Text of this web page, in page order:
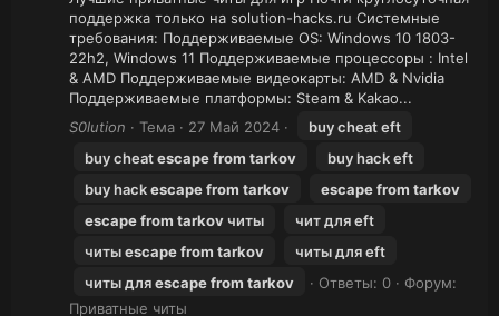
поддержка только на solution-hacks.ru Системные
требования: Поддерживаемые OS: Windows 10 1803-
22h2, Windows 11 Поддерживаемые процессоры : Intel
& AMD Поддерживаемые видеокарты: AMD & Nvidia
Поддерживаемые платформы: Steam & Kakao...
S0lution
Тема 27 Май 2024
buy cheat eft
buy cheatescapefrom tarkov
buy hack eft
buy hackescapefrom tarkov escapefrom tarkov
escapefrom tarkovчиты
чит для eft
читыescapefrom tarkov
читы для eft
читы дляescapefrom tarkov Ответы: 0
Форум:
Приватные читы